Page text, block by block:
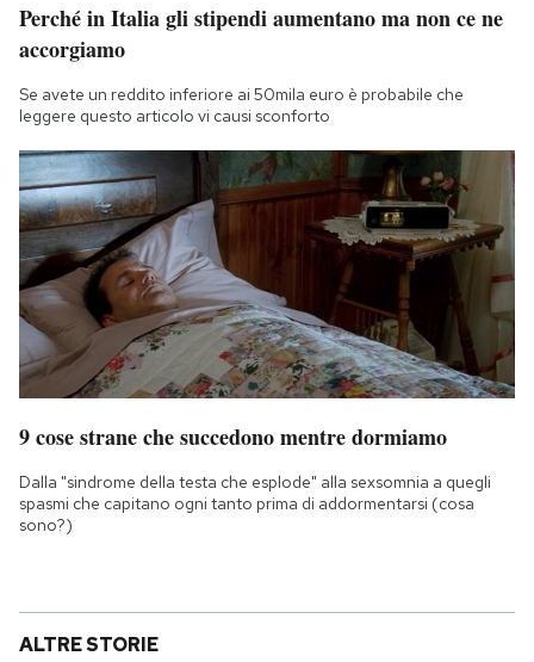
Perché in Italia gli stipendi aumentano ma non ce ne
accorgiamo
Se avete un reddito inferiore ai 50mila euro è probabile che
leggere questo articolo vi causi sconforto
9 cose strane che succedono mentre dormiamo
Dalla "sindrome della testa che esplode" alla sexsomnia a quegli
spasmi che capitano ogni tanto prima di addormentarsi (cosa
sono?)
ALTRE STORIE